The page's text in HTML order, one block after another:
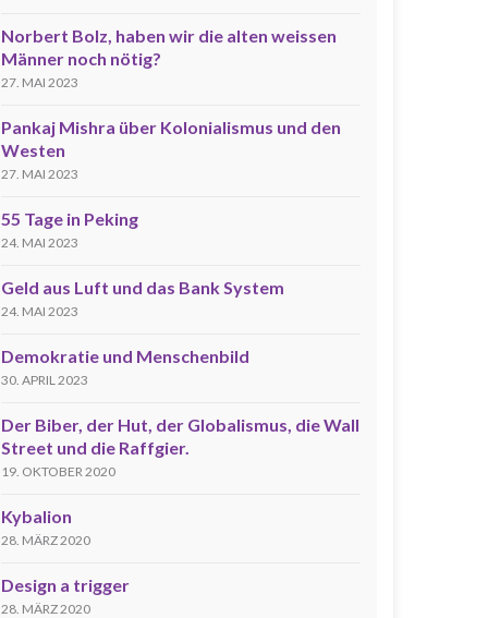
Norbert Bolz, haben wir die alten weissen
Männer noch nötig?
27. MAI 2023
Pankaj Mishra über Kolonialismus und den
Westen
27. MAI 2023
55 Tage in Peking
24. MAI 2023
Geld aus Luft und das Bank System
24. MAI 2023
Demokratie und Menschenbild
30. APRIL 2023
Der Biber, der Hut, der Globalismus, die Wall
Street und die Raffgier.
19. OKTOBER 2020
Kybalion
28. MÄRZ 2020
Design a trigger
28. MÄRZ 2020